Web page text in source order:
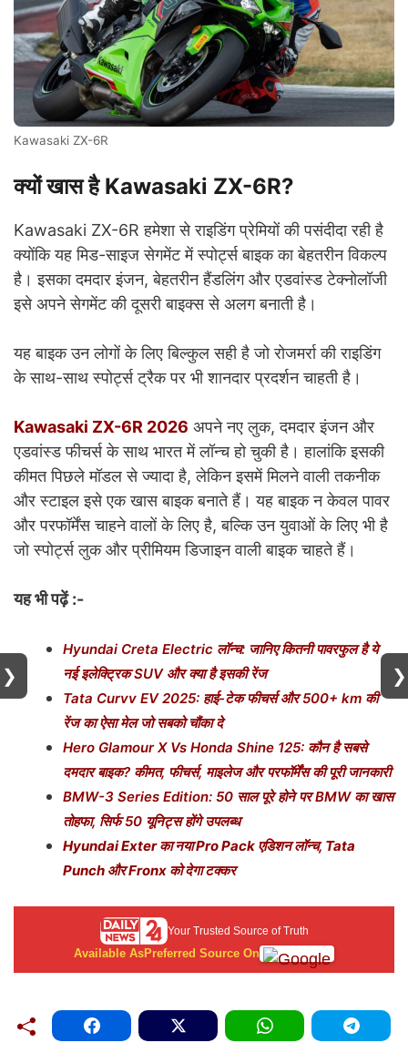
Kawasaki ZX-6R
क्यों खास है Kawasaki ZX-6R?
Kawasaki ZX-6R हमेशा से राइडिंग प्रेमियों की पसंदीदा रही है
क्योंकि यह मिड-साइज सेगमेंट में स्पोर्ट्स बाइक का बेहतरीन विकल्प
है। इसका दमदार इंजन, बेहतरीन हैंडलिंग और एडवांस्ड टेक्नोलॉजी
इसे अपने सेगमेंट की दूसरी बाइक्स से अलग बनाती है।
यह बाइक उन लोगों के लिए बिल्कुल सही है जो रोजमर्रा की राइडिंग
के साथ-साथ स्पोर्ट्स ट्रैक पर भी शानदार प्रदर्शन चाहती है।
Kawasaki ZX-6R 2026 अपने नए लुक, दमदार इंजन और
एडवांस्ड फीचर्स के साथ भारत में लॉन्च हो चुकी है। हालांकि इसकी
कीमत पिछले मॉडल से ज्यादा है, लेकिन इसमें मिलने वाली तकनीक
और स्टाइल इसे एक खास बाइक बनाते हैं। यह बाइक न केवल पावर
और परफॉर्मेंस चाहने वालों के लिए है, बल्कि उन युवाओं के लिए भी है
जो स्पोर्ट्स लुक और प्रीमियम डिजाइन वाली बाइक चाहते हैं।
यह भी पढ़ें :-
Hyundai Creta Electric लॉन्च: जानिए कितनी पावरफुल है ये
नई इलेक्ट्रिक SUV और क्या है इसकी रेंज
Tata Curvv EV 2025: हाई-टेक फीचर्स और 500+ km की
रेंज का ऐसा मेल जो सबको चौंका दे
Hero Glamour X Vs Honda Shine 125: कौन है सबसे
दमदार बाइक? कीमत, फीचर्स, माइलेज और परफॉर्मेंस की पूरी जानकारी
BMW-3 Series Edition: 50 साल पूरे होने पर BMW का खास
तोहफा, सिर्फ 50 यूनिट्स होंगे उपलब्ध
Hyundai Exter का नया Pro Pack एडिशन लॉन्च, Tata
Punch और Fronx को देगा टक्कर
Your Trusted Source of Truth
Available AsPreferred Source On
❯ ❯